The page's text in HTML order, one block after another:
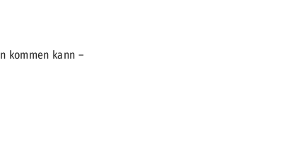
kommen kann –